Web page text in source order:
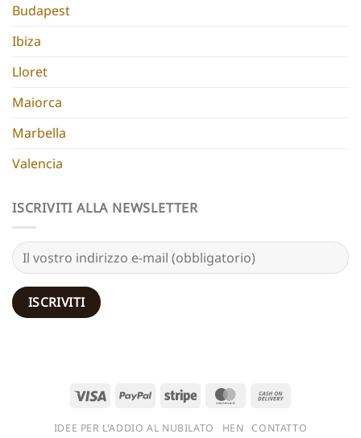
Budapest
Ibiza
Lloret
Maiorca
Marbella
Valencia
ISCRIVITI ALLA NEWSLETTER
Visto PayPal Striscia MasterCard
consegna
IDEE PER L'ADDIO AL NUBILATO HEN CONTATTO